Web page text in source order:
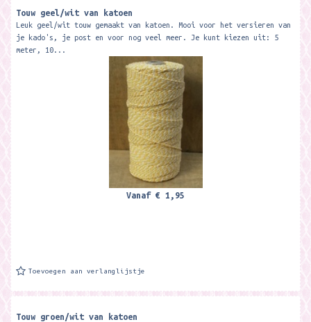
Touw geel/wit van katoen
Leuk geel/wit touw gemaakt van katoen. Mooi voor het versieren van
je kado's, je post en voor nog veel meer. Je kunt kiezen uit: 5
meter, 10...
Vanaf € 1,95
Toevoegen aan verlanglijstje
Touw groen/wit van katoen